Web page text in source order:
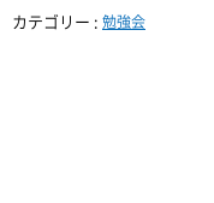
カテゴリー : 勉強会